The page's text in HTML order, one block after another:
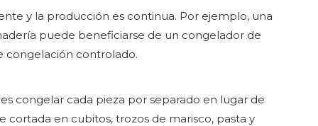
y la producción es continua. Por ejemplo, una
puede beneficiarse de un congelador de
congelación controlado.
congelar cada pieza por separado en lugar de
en cubitos, trozos de marisco, pasta y